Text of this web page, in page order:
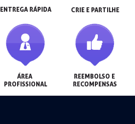
ENTREGA RÁPIDA CRIE E PARTILHE
ÁREA
PROFISSIONAL
REEMBOLSO E
RECOMPENSAS